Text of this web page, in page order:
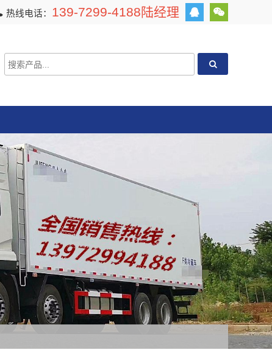
热线电话： 139-7299-4188陆经理